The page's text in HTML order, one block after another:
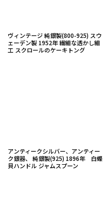
ヴィンテージ 純銀製(800-925) スウ
ェーデン製 1952年 繊細な透かし細
工 スクロールのケーキトング
アンティークシルバー、アンティー
ク銀器、 純銀製(925) 1896年 白蝶
貝ハンドル ジャムスプーン